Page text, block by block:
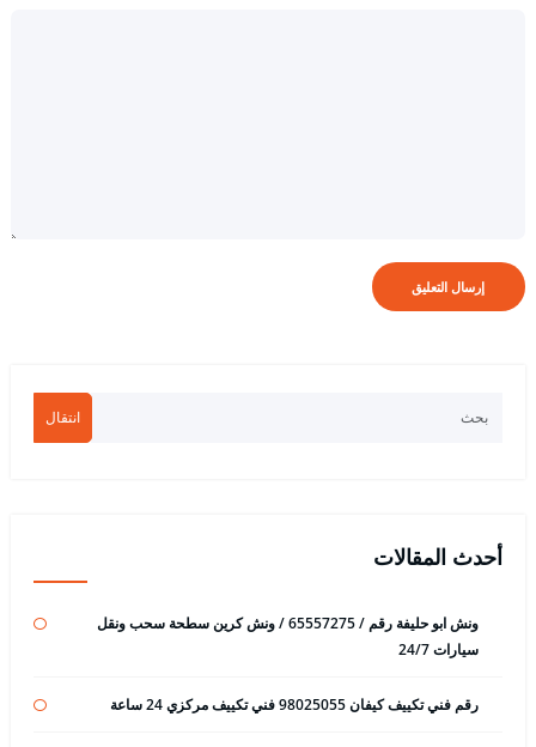
انتقال
أحدث المقالات
ونش ابو حليفة رقم / 65557275 / ونش كرين سطحة سحب ونقل
سيارات 24/7
رقم فني تكييف كيفان 98025055 فني تكييف مركزي 24 ساعة